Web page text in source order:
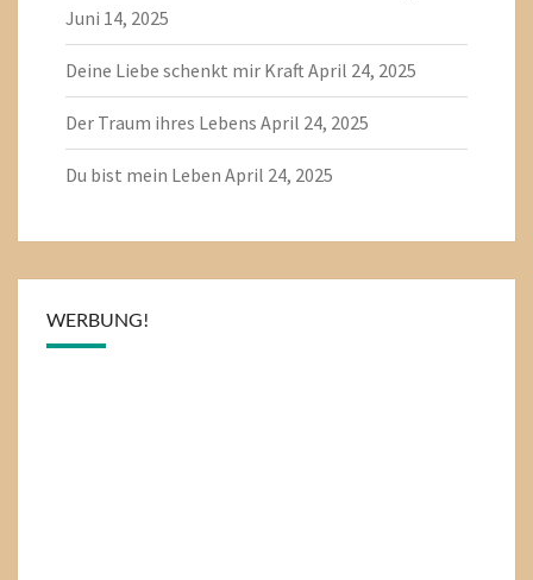
Juni 14, 2025
Deine Liebe schenkt mir KraftApril 24, 2025
Der Traum ihres Lebens April 24, 2025
Du bist mein Leben April 24, 2025
WERBUNG!